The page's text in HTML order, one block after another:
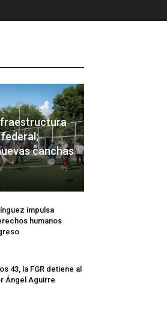
canchas
impulsa
humanos
43, la FGR detiene al
Ángel Aguirre